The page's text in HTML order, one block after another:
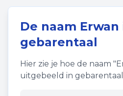
De naam Erwan
gebarentaal
Hier zie je hoe de naam "
uitgebeeld in